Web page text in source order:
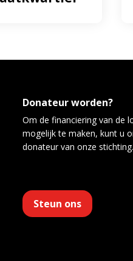
Donateur worden?
Om de financiering van de
mogelijk te maken, kunt u
donateur van onze stichting.
Steun ons